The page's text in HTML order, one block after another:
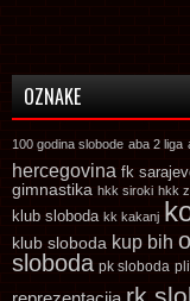
OZNAKE
100 godina slobode aba 2 liga
hercegovina fk
gimnastika hkk siroki hkk
klub sloboda kk kakanj
klub sloboda kup bih
sloboda pk sloboda